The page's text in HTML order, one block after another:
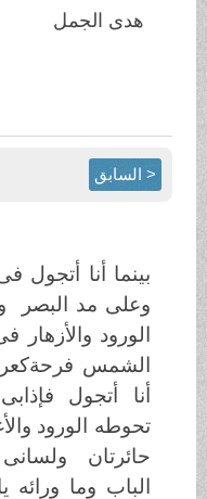
هدى الجمل
< السابق
بينما أنا أتجول
وعلى مد البصر
الورود والأزهار
الشمس
أنا أتجول
تحوطه الورود
حائرتان ولسانى
الباب وما ورائه